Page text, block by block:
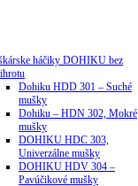
háčiky DOHIKU bez
Dohiku HDD 301 – Suché
mušky
Dohiku – HDN 302, Mokré
mušky
DOHIKU HDC 303,
Univerzálne mušky
DOHIKU HDV 304 –
Pavúčikové mušky